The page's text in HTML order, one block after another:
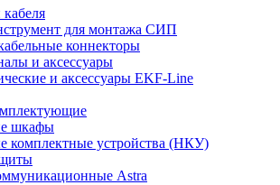
для монтажа СИП
коннекторы
и аксессуары
и аксессуары EKF-Line
шкафы
комплектные устройства (НКУ)
Astra